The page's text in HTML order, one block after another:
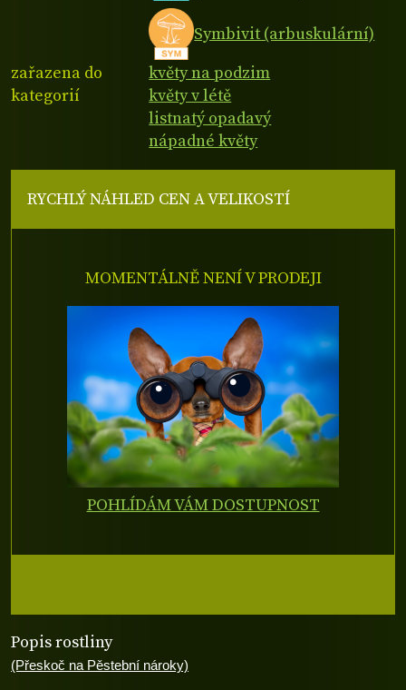
Symbivit (arbuskulární)
zařazena do
kategorií
květy na podzim
květy v létě
listnatý opadavý
nápadné květy
Popis rostliny
(Přeskoč na Pěstební nároky)
RYCHLÝ NÁHLED CEN A VELIKOSTÍ
MOMENTÁLNĚ NENÍ V PRODEJI
POHLÍDÁM VÁM DOSTUPNOST